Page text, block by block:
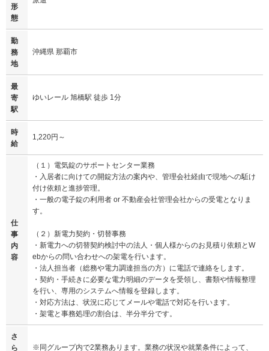
形
態
勤
務
地
沖縄県 那覇市
最
寄
駅
ゆいレール 旭橋駅 徒歩 1分
時
給
1,220円～
仕
事
内
容
（１）電気錠のサポートセンター業務
・入居者に向けての開錠方法の案内や、管理会社経由で現地への駈け
付け依頼と進捗管理。
・一般の電子錠の利用者 or 不動産会社管理会社からの受電となりま
す。
（２）新電力契約・切替事務
・新電力への切替契約検討中の法人・個人様からのお見積り依頼とW
ebからの問い合わせへの架電を行います。
・法人担当者（総務や電力調達担当の方）に電話で連絡をします。
・契約・手続きに必要な電力明細のデータを受領し、書類や情報整理
を行い、専用のシステムへ情報を登録します。
・対応方法は、状況に応じてメールや電話で対応を行います。
・架電と事務処理の割合は、半分半分です。
さ
ら
※同グループ内で2業務あります。業務の状況や就業条件によって、